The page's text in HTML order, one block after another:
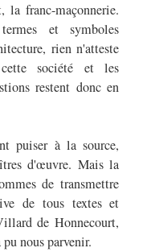
la franc-maçonnerie.
et symboles
rien n'atteste
société et les
restent donc en
puiser à la source,
d'œuvre. Mais la
de transmettre
de tous textes et
de Honnecourt,
nous parvenir.